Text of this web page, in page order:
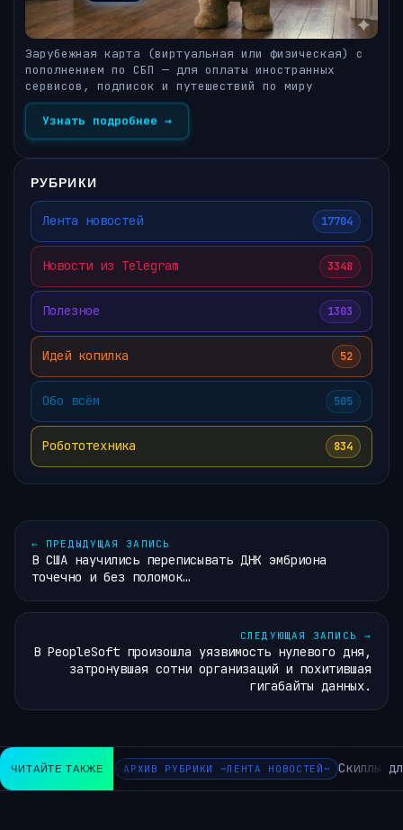
Зарубежная карта (виртуальная или физическая) с
пополнением по СБП — для оплаты иностранных
сервисов, подписок и путешествий по миру
Узнать подробнее →
РУБРИКИ
Лента новостей 17704
Новости из Telegram 3348
Полезное 1303
Идей копилка 52
Обо всём 505
Робототехника 834
← ПРЕДЫДУЩАЯ ЗАПИСЬ
В США научились переписывать ДНК эмбриона
точечно и без поломок…
СЛЕДУЮЩАЯ ЗАПИСЬ →
В PeopleSoft произошла уязвимость нулевого дня,
затронувшая сотни организаций и похитившая
гигабайты данных.
ЧИТАЙТЕ ТАКЖЕ АРХИВ РУБРИКИ ~ЛЕНТА НОВОСТЕЙ~ Скиллы